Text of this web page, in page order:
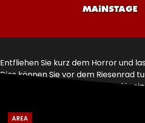
MAINSTAGE
Entfliehen Sie kurz dem Horror und
Dies können Sie vor dem Riesenrad
DJs sorgen bis 18:00 Uhr für
AREA